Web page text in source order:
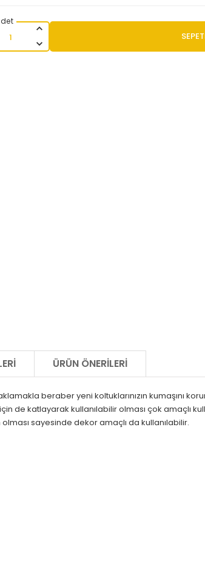
ÜRÜN ÖNERILERI
beraber yeni koltuklarınızın kumaşını
de katlayarak kullanılabilir olması çok amaçlı
sayesinde dekor amaçlı da kullanılabilir.